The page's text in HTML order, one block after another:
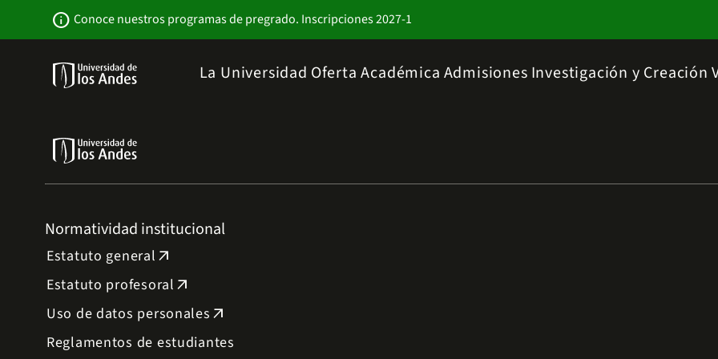
info Conoce nuestros programas de pregrado. Inscripciones 2027-1
La Universidad Oferta Académica Admisiones Investigación y Creación
Normatividad institucional
Estatuto general arrow_outward
Estatuto profesoral arrow_outward
Uso de datos personales arrow_outward
Reglamentos de estudiantes